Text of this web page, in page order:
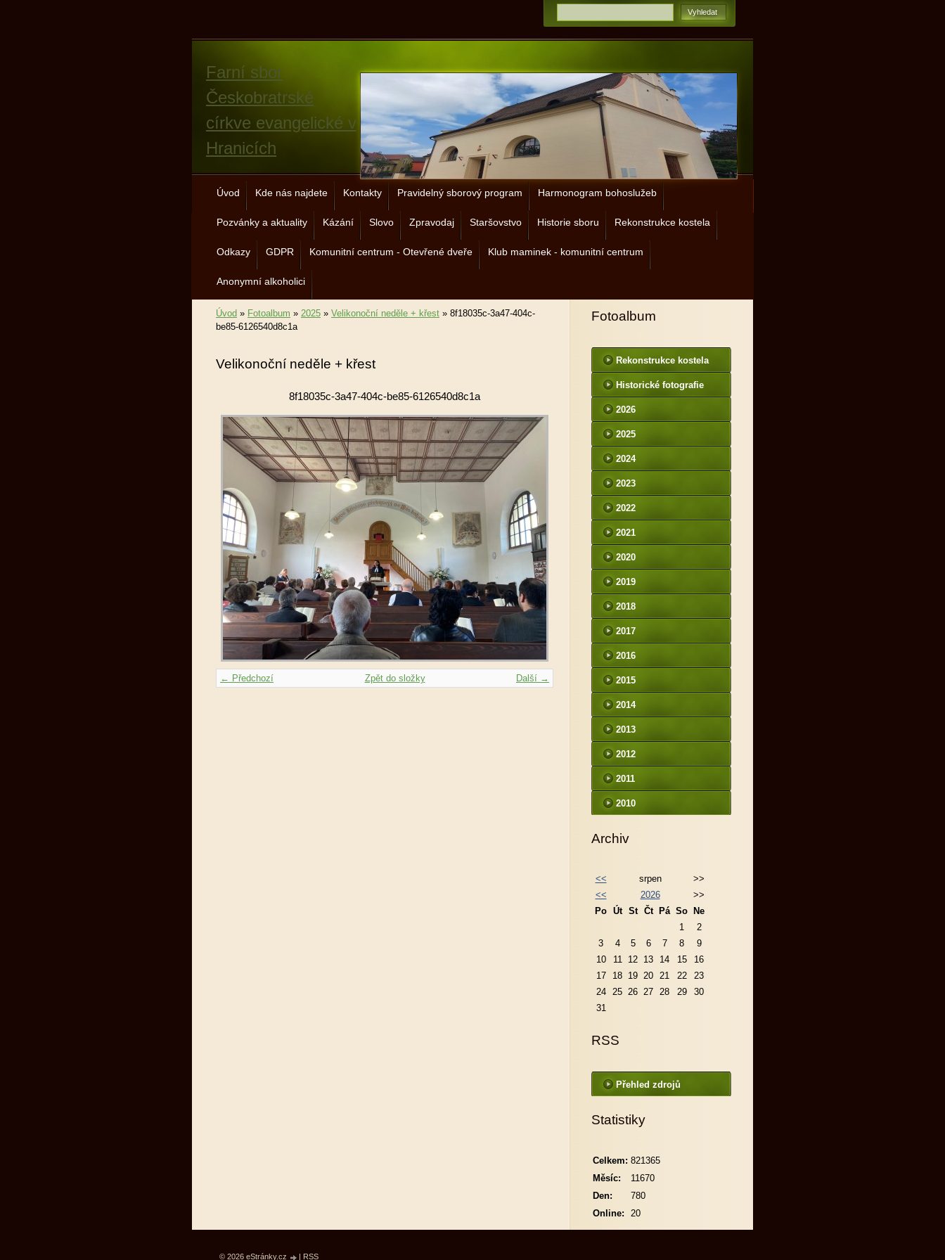
Farní sbor
Českobratrské
církve evangelické v
Hranicích
Úvod Kde nás najdete Kontakty Pravidelný sborový program Harmonogram bohoslužeb
Pozvánky a aktuality Kázání Slovo Zpravodaj Staršovstvo Historie sboru Rekonstrukce kostela
Odkazy GDPR Komunitní centrum - Otevřené dveře Klub maminek - komunitní centrum
Anonymní alkoholici
Úvod » Fotoalbum » 2025 » Velikonoční neděle + křest » 8f18035c-3a47-404c-
be85-6126540d8c1a
Velikonoční neděle + křest
8f18035c-3a47-404c-be85-6126540d8c1a
← Předchozí Další →
Zpět do složky
Fotoalbum
Rekonstrukce kostela
Historické fotografie
2026
2025
2024
2023
2022
2021
2020
2019
2018
2017
2016
2015
2014
2013
2012
2011
2010
Archiv
<< srpen
>>
<<
2026
>>
Po Út St Čt Pá So
Ne
1
2
3
4 5 6 7 8
9
10
11 12 13 14 15
16
17
18 19 20 21 22
23
24
25 26 27 28 29
30
31
RSS
Přehled zdrojů
Statistiky
Online: 20
Celkem: 821365
Měsíc:
11670
Den:
780
© 2026 eStránky.cz | RSS